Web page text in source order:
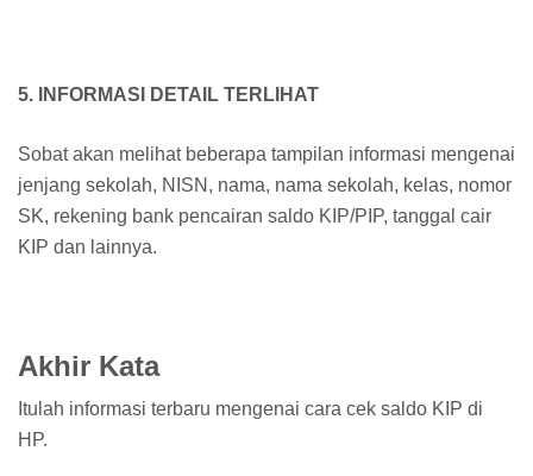
5. INFORMASI DETAIL TERLIHAT
Sobat akan melihat beberapa tampilan informasi mengenai
jenjang sekolah, NISN, nama, nama sekolah, kelas, nomor
SK, rekening bank pencairan saldo KIP/PIP, tanggal cair
KIP dan lainnya.
Akhir Kata
Itulah informasi terbaru mengenai cara cek saldo KIP di
HP.